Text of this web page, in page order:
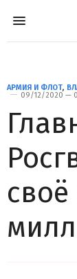
АРМИЯ И ФЛОТ,
09/12/2020 —